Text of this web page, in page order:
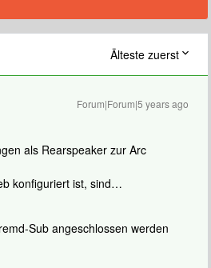
Älteste zuerst
Forum|Forum|5 years ago
als Rearspeaker zur Arc
konfiguriert ist, sind…
Sub angeschlossen werden